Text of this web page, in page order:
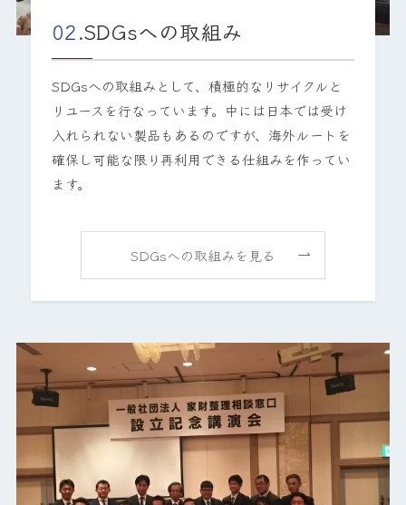
02.SDGsへの取組み
SDGsへの取組みとして、積極的なリサイクルと
リユースを行なっています。中には日本では受け
入れられない製品もあるのですが、海外ルートを
確保し可能な限り再利用できる仕組みを作ってい
ます。
SDGsへの取組みを見る